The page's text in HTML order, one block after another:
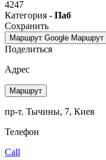
4247
Категория - Паб
Сохранить
Маршрут Google Маршрут
Поделиться
Адрес
Маршрут
пр-т. Тычины, 7, Киев
Телефон
Call